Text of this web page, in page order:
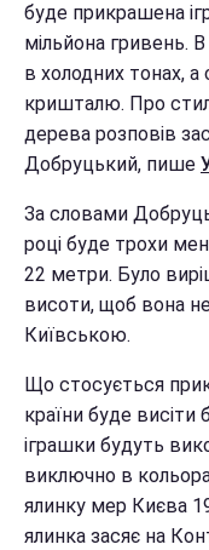
буде прикрашена
мільйона гривень.
в холодних тонах,
кришталю. Про
дерева розповів
Добруцький, пише
За словами
році буде трохи
22 метри. Було
висоти, щоб вона
Київською.
Що стосується
країни буде висіти
іграшки будуть
виключно в
ялинку мер Києва
ялинка засяє на